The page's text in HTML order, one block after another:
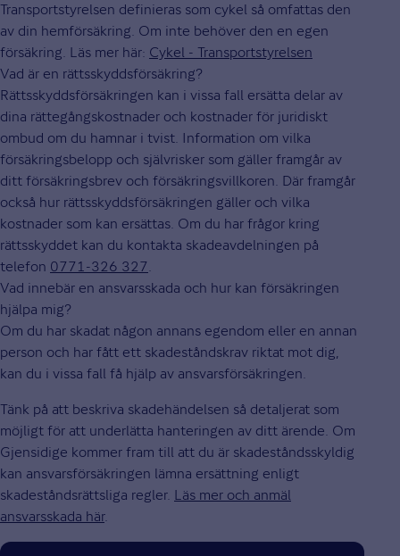
Transportstyrelsen definieras som cykel så omfattas den
av din hemförsäkring. Om inte behöver den en egen
försäkring. Läs mer här: Cykel - Transportstyrelsen
Vad är en rättsskyddsförsäkring?
Rättsskyddsförsäkringen kan i vissa fall ersätta delar av
dina rättegångskostnader och kostnader för juridiskt
ombud om du hamnar i tvist. Information om vilka
försäkringsbelopp och självrisker som gäller framgår av
ditt försäkringsbrev och försäkringsvillkoren. Där framgår
också hur rättsskyddsförsäkringen gäller och vilka
kostnader som kan ersättas. Om du har frågor kring
rättsskyddet kan du kontakta skadeavdelningen på
telefon 0771-326 327.
Vad innebär en ansvarsskada och hur kan försäkringen
hjälpa mig?
Om du har skadat någon annans egendom eller en annan
person och har fått ett skadeståndskrav riktat mot dig,
kan du i vissa fall få hjälp av ansvarsförsäkringen.
Tänk på att beskriva skadehändelsen så detaljerat som
möjligt för att underlätta hanteringen av ditt ärende. Om
Gjensidige kommer fram till att du är skadeståndsskyldig
kan ansvarsförsäkringen lämna ersättning enligt
skadeståndsrättsliga regler. Läs mer och anmäl
ansvarsskada här.